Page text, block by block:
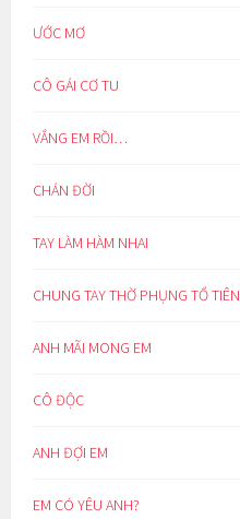
ƯỚC MƠ
CÔ GÁI CƠ TU
VẮNG EM RỒI…
CHÁN ĐỜI
TAY LÀM HÀM NHAI
CHUNG TAY THỜ PHỤNG TỔ TIÊN
ANH MÃI MONG EM
CÔ ĐỘC
ANH ĐỢI EM
EM CÓ YÊU ANH?